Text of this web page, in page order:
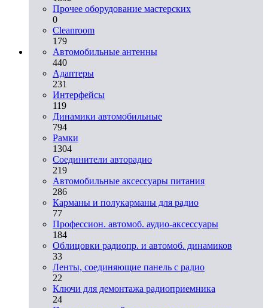
Прочее оборудование мастерских
0
Cleanroom
179
Автомобильные антенны
440
Адаптеры
231
Интерфейсы
119
Динамики автомобильные
794
Рамки
1304
Соединители авторадио
219
Автомобильные аксессуары питания
286
Карманы и полукарманы для радио
77
Профессион. автомоб. аудио-аксессуары
184
Облицовки радиопр. и автомоб. динамиков
33
Ленты, соединяющие панель с радио
22
Ключи для демонтажа радиоприемника
24